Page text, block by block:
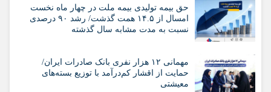
حق بیمه تولیدی بیمه ملت در چهار ماه نخست
امسال از ۱۴.۵ همت گذشت/ رشد ۹۰ درصدی
نسبت به مدت مشابه سال گذشته
مهمانی ۱۲ هزار نفری بانک صادرات ایران/
حمایت از اقشار کم‌درآمد با توزیع بسته‌های
معیشتی